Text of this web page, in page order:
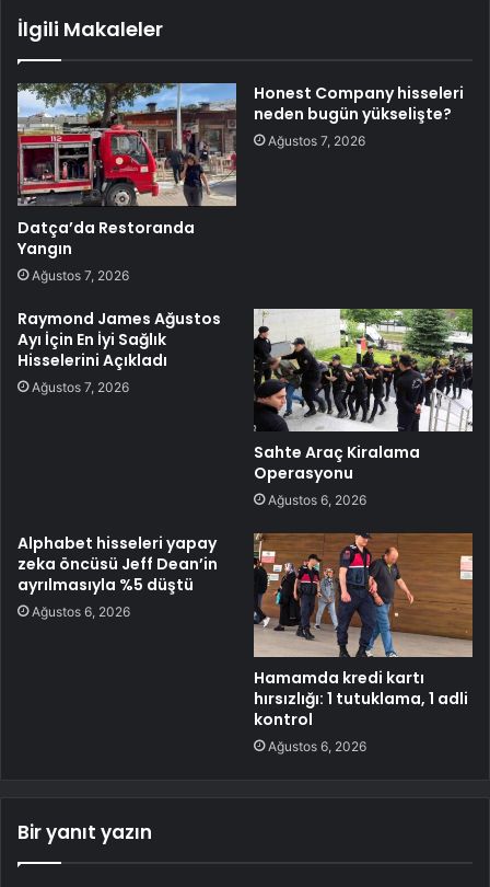
İlgili Makaleler
Datça’da Restoranda
Yangın
Ağustos 7, 2026
Honest Company hisseleri
neden bugün yükselişte?
Ağustos 7, 2026
Raymond James Ağustos
Ayı İçin En İyi Sağlık
Hisselerini Açıkladı
Ağustos 7, 2026
Sahte Araç Kiralama
Operasyonu
Ağustos 6, 2026
Alphabet hisseleri yapay
zeka öncüsü Jeff Dean’in
ayrılmasıyla %5 düştü
Ağustos 6, 2026
Hamamda kredi kartı
hırsızlığı: 1 tutuklama, 1 adli
kontrol
Ağustos 6, 2026
Bir yanıt yazın